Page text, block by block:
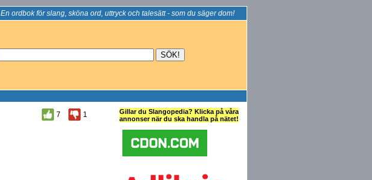
En ordbok för slang, sköna ord, uttryck och talesätt - som du säger dom!
7
1
Gillar du Slangopedia? Klicka på våra
annonser när du ska handla på nätet!